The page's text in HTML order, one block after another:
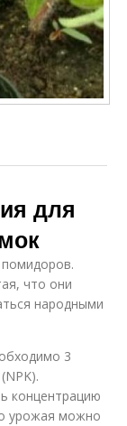
для
что они
народными
3
концентрацию
урожая можно